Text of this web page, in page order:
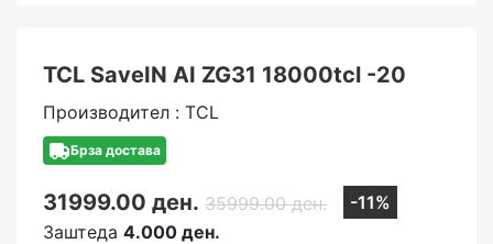
TCL SaveIN AI ZG31 18000tcl -20
Производител : TCL
Брза достава
31999.00 ден. 35999.00 ден.
-11%
Заштеда 4.000 ден.